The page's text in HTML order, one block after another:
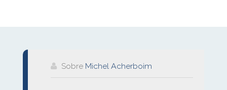
Sobre Michel Acherboim